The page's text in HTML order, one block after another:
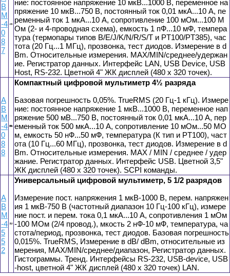
В
М
-4
0
8
7
ние: постоянное напряжение 10 мкВ...1000 В, переменное на
пряжение 10 мкВ...750 В, постоянный ток 0,01 мкА...10 А, пе
ременный ток 1 мкА...10 А, сопротивление 100 мОм...100 М
Ом (2- и 4-проводная схема), емкость 1 пФ...10 мФ, темпера
тура (термопары типов B/E/J/K/N/R/S/T и PT100/PT385), час
тота (20 Гц...1 МГц), прозвонка, тест диодов. Измерение в d
Bm. Относительные измерения. MAX/MIN/среднее/удержан
ие. Регистратор данных. Интерфейс LAN, USB Device, USB
Host, RS-232. Цветной 4" ЖК дисплей (480 x 320 точек).
А
В
М
-4
0
8
8
Компактный цифровой мультиметр 4½ разряда
Базовая погрешность 0,05%. TrueRMS (20 Гц-1 кГц). Измере
ние: постоянное напряжение 1 мкВ...1000 В, переменное нап
ряжение 500 мВ...750 В, постоянный ток 0,01 мкА...10 А, пер
еменный ток 500 мкА...10 А, сопротивление 10 мОм...50 МО
м, емкость 50 нФ...50 мФ, температура (К тип и PT100), част
ота (10 Гц...60 МГц), прозвонка, тест диодов. Измерение в d
Bm. Относительные измерения. MAX / MIN / среднее / удер
жание. Регистратор данных. Интерфейс USB. Цветной 3,5"
ЖК дисплей (480 x 320 точек). SCPI команды.
А
В
М
-4
5
5
2
Универсальный цифровой мультиметр, 5 1/2 разрядов
Измерение пост. напряжения 1 мкВ-1000 В, перем. напряжен
ия 1 мкВ-750 В (частотный диапазон 10 Гц-100 кГц), измере
ние пост. и перем. тока 0,1 мкА...10 А, сопротивления 1 мОм
-100 МОм (2/4 провод.), мкость 2 нФ-10 мФ, температура, ча
стота/период, прозвонка, тест диодов. Базовая погрешность
0,015%. TrueRMS, Измерение в dB/ dBm, относительные из
мерения, MAX/MIN/среднее/диапазон, Регистратор данных.
Гистограммы. Тренд. Интерфейсы RS-232, USB-device, USB
-host, цветной 4" ЖК дисплей (480 x 320 точек) LAN.